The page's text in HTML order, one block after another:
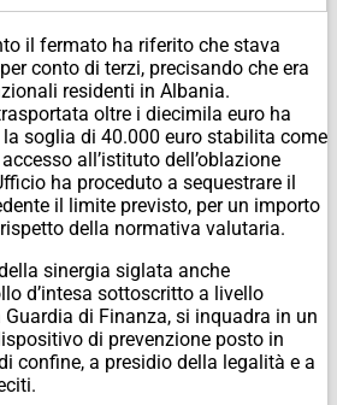
il fermato ha riferito che stava
conto di terzi, precisando che era
residenti in Albania.
oltre i diecimila euro ha
soglia di 40.000 euro stabilita come
all’istituto dell’oblazione
ha proceduto a sequestrare il
il limite previsto, per un importo
della normativa valutaria.
sinergia siglata anche
d’intesa sottoscritto a livello
di Finanza, si inquadra in un
di prevenzione posto in
confine, a presidio della legalità e a